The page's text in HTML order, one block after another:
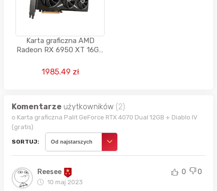
Karta graficzna AMD
Radeon RX 6950 XT 16GB
1985.49 zł
Komentarze użytkowników (2)
o Karta graficzna Palit GeForce RTX 4070 Dual 12GB + Diablo IV
(gratis)
SORTUJ: Od najstarszych
Reesee
10 maj 2023
0 0